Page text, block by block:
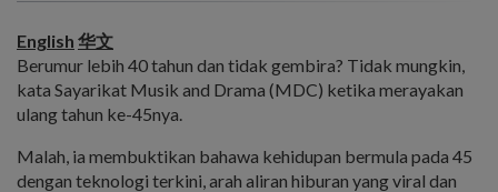
English 华文
Berumur lebih 40 tahun dan tidak gembira? Tidak mungkin,
kata Sayarikat Musik and Drama (MDC) ketika merayakan
ulang tahun ke-45nya.
Malah, ia membuktikan bahawa kehidupan bermula pada 45
dengan teknologi terkini, arah aliran hiburan yang viral dan